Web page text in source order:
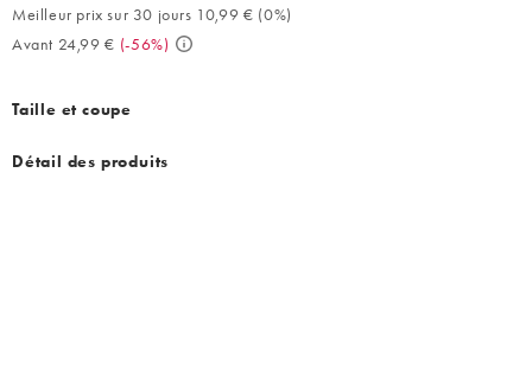
Meilleur prix sur 30 jours 10,99 € (0%)
Avant 24,99 € (-56%)
Taille et coupe
Détail des produits